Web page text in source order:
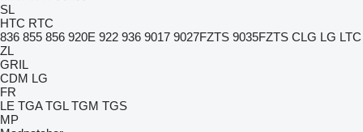
SL
HTC RTC
836 855 856 920E 922 936 9017 9027FZTS 9035FZTS CLG LG LTC
ZL
GRIL
CDM LG
FR
LE TGA TGL TGM TGS
MP